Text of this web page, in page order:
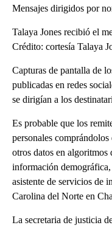
Mensajes dirigidos por
Talaya Jones recibió el
Crédito: cortesía Talaya
Capturas de pantalla de
publicadas en redes
se dirigían a los
Es probable que los
personales
otros datos en algoritmos
información
asistente de servicios de
Carolina del Norte en
La secretaria de justicia